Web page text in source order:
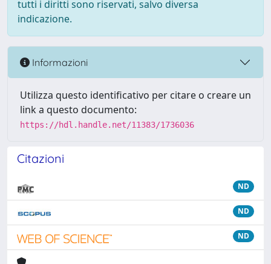
tutti i diritti sono riservati, salvo diversa
indicazione.
Informazioni
Utilizza questo identificativo per citare o creare un
link a questo documento:
https://hdl.handle.net/11383/1736036
Citazioni
ND
ND
ND